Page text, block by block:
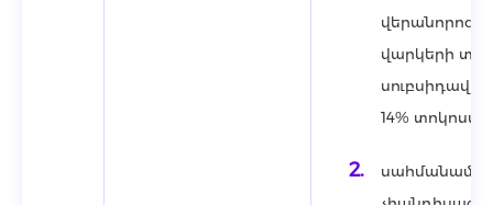
վարկերի
14%